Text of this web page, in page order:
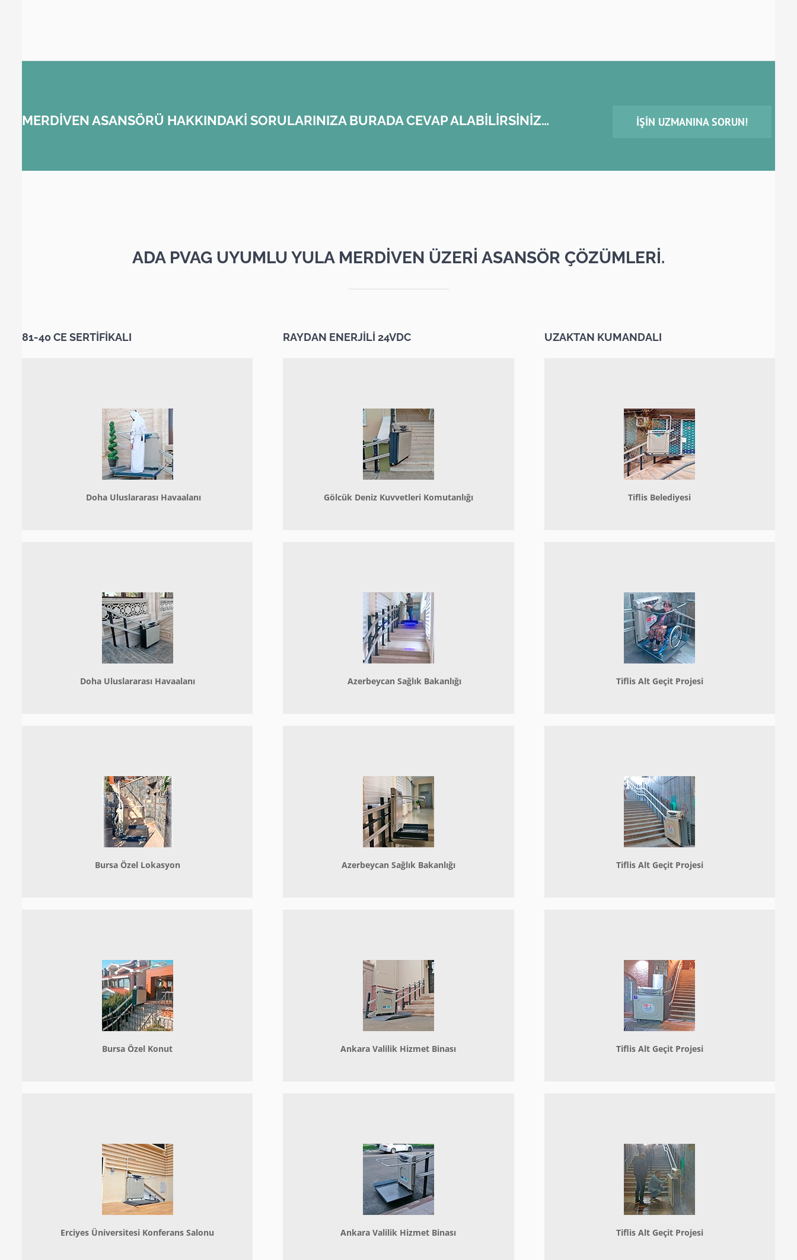
MERDİVEN ASANSÖRÜ HAKKINDAKİ SORULARINIZA BURADA CEVAP ALABİLİRSİNİZ… İŞIN UZMANINA SORUN!
ADA PVAG UYUMLU YULA MERDİVEN ÜZERİ ASANSÖR ÇÖZÜMLERİ.
81-40 CE SERTİFİKALI RAYDAN ENERJİLİ 24VDC UZAKTAN KUMANDALI
DohaUluslararası Havaalanı Gölcük Deniz Kuvvetleri Komutanlığı Tiflis Belediyesi
DohaUluslararası Havaalanı Azerbeycan Sağlık Bakanlığı Tiflis Alt Geçit Projesi
Bursa Özel Lokasyon Azerbeycan Sağlık Bakanlığı Tiflis Alt Geçit Projesi
Bursa Özel Konut Ankara Valilik Hizmet Binası Tiflis Alt Geçit Projesi
Erciyes Üniversitesi Konferans Salonu Ankara Valilik Hizmet Binası Tiflis Alt Geçit Projesi